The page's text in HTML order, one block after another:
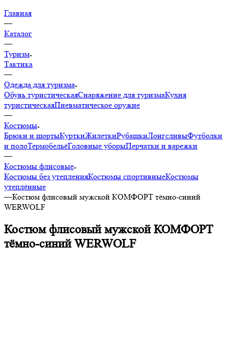
Главная
—
Каталог
—
Туризм
Тактика
—
Одежда для туризма
Обувь туристическаяСнаряжение для туризмаКухня
туристическаяПневматическое оружие
—
Костюмы
Брюки и шортыКурткиЖилеткиРубашкиЛонгсливыФутболки
и полоТермобельёГоловные уборыПерчатки и варежки
—
Костюмы флисовые
Костюмы без утепленияКостюмы спортивныеКостюмы
утеплённые
—Костюм флисовый мужской КОМФОРТ тёмно-синий
WERWOLF
Костюм флисовый мужской КОМФОРТ
тёмно-синий WERWOLF